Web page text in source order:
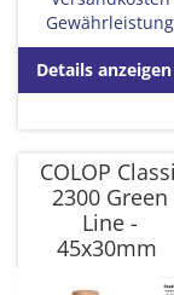
Gewährleistung
Details anzeigen
COLOP
2300 Green
Line -
45x30mm